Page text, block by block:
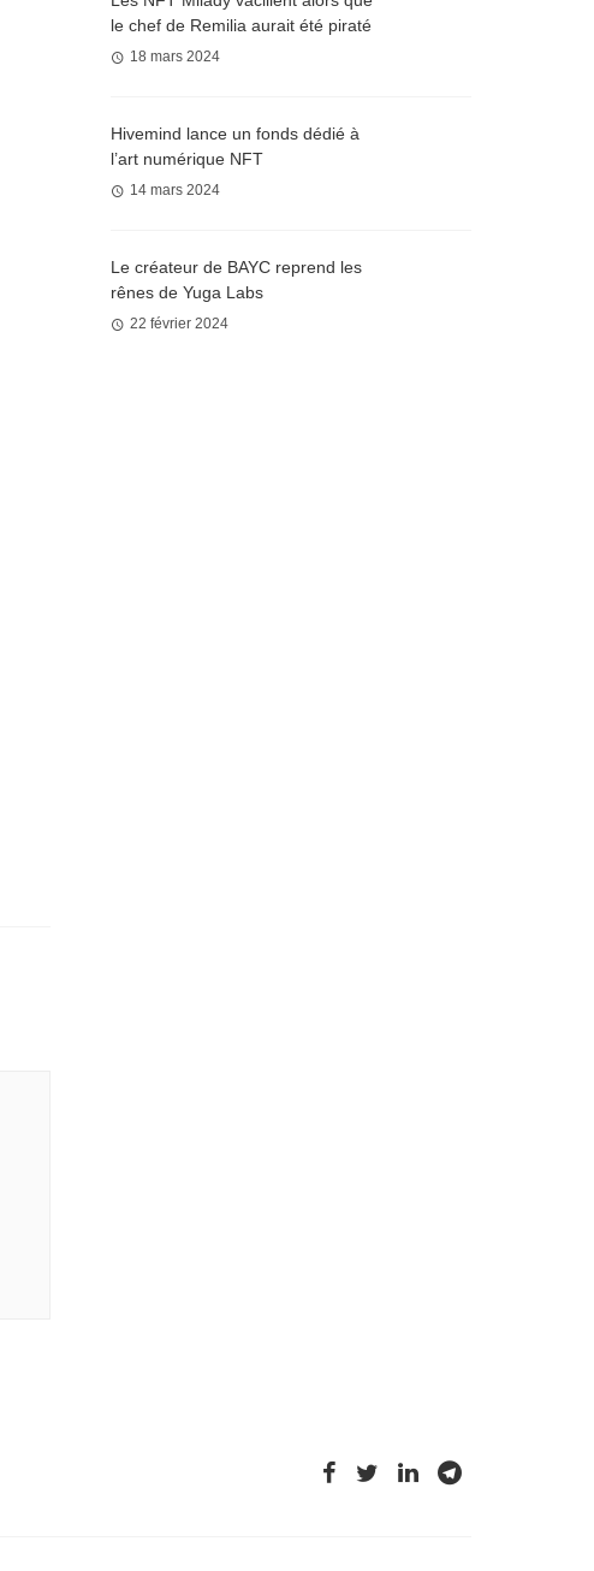
le chef de Remilia aurait été piraté
18 mars 2024
Hivemind lance un fonds dédié à
l’art numérique NFT
14 mars 2024
Le créateur de BAYC reprend les
rênes de Yuga Labs
22 février 2024